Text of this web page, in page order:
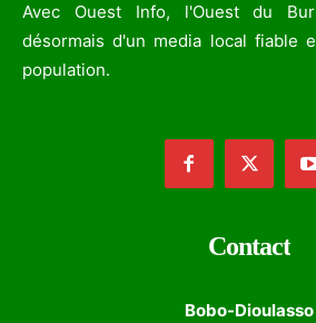
Avec Ouest Info, l'Ouest du
désormais d'un media local fiable
population.
Contact
Bobo-Dioulasso